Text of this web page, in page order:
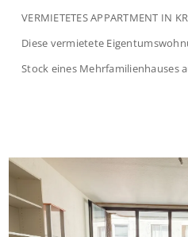
VERMIETETES APPARTMENT IN
Diese vermietete
Stock eines Mehrfamilienhauses
praktischen Diele, welche